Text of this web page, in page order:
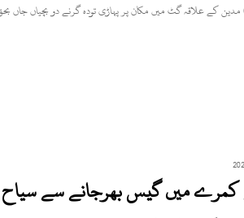
کے علاقہ گٹ میں مکان پر پہاڑی تودہ گرنے دو بچیاں جاں
میں گیس بھرجانے سے